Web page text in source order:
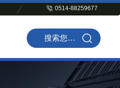
0514-88259677